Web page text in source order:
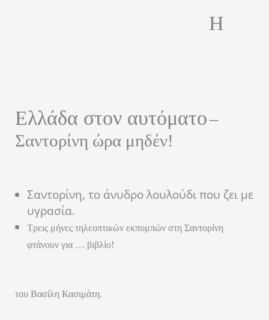
Η
Ελλάδα στον αυτόματο–
Σαντορίνη ώρα μηδέν!
Σαντορίνη, το άνυδρο λουλούδι που ζει με
υγρασία.
Τρεις μήνες τηλεοπτικών εκπομπών στη Σαντορίνη
φτάνουν για … βιβλίο!
του Βασίλη Κασιμάτη.